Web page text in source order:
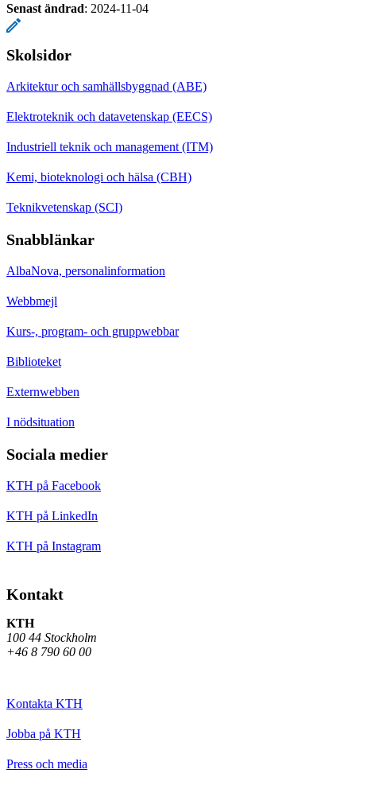
Senast ändrad: 2024-11-04
Skolsidor
Arkitektur och samhällsbyggnad (ABE)
Elektroteknik och datavetenskap (EECS)
Industriell teknik och management (ITM)
Kemi, bioteknologi och hälsa (CBH)
Teknikvetenskap (SCI)
Snabblänkar
AlbaNova, personalinformation
Webbmejl
Kurs-, program- och gruppwebbar
Biblioteket
Externwebben
I nödsituation
Sociala medier
KTH på Facebook
KTH på LinkedIn
KTH på Instagram
Kontakt
KTH
100 44 Stockholm
+46 8 790 60 00
Kontakta KTH
Jobba på KTH
Press och media